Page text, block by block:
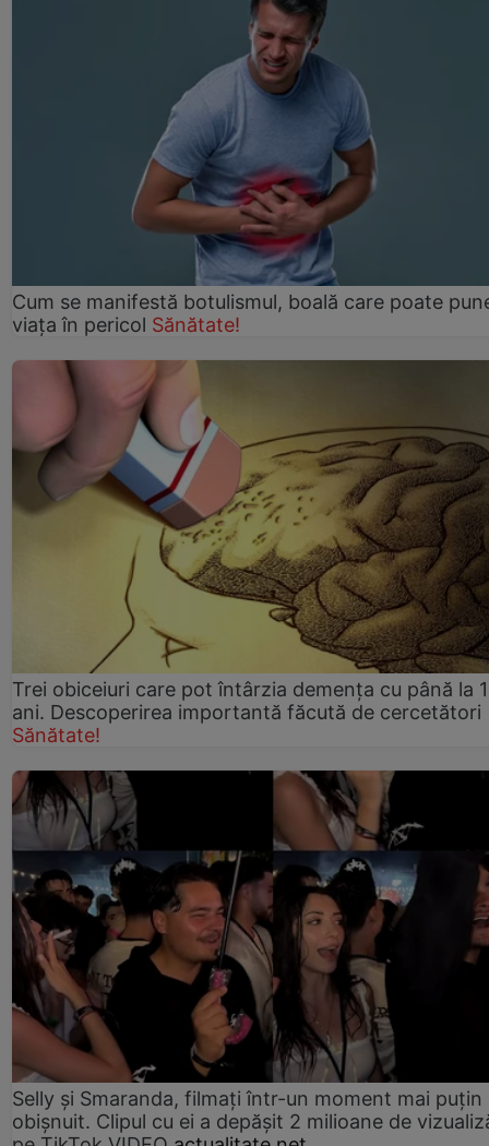
Cum se manifestă botulismul, boală care poate
viaţa în pericol Sănătate!
Trei obiceiuri care pot întârzia demența cu până la
ani. Descoperirea importantă făcută de cercetători
Sănătate!
Selly și Smaranda, filmați într-un moment mai puțin
obișnuit. Clipul cu ei a depășit 2 milioane de